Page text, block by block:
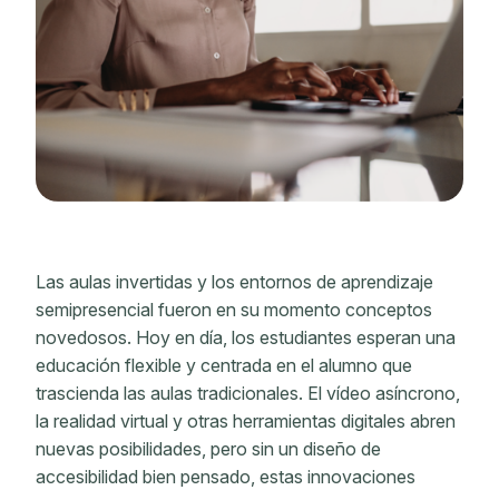
Las aulas invertidas y los entornos de aprendizaje
semipresencial fueron en su momento conceptos
novedosos. Hoy en día, los estudiantes esperan una
educación flexible y centrada en el alumno que
trascienda las aulas tradicionales. El vídeo asíncrono,
la realidad virtual y otras herramientas digitales abren
nuevas posibilidades, pero sin un diseño de
accesibilidad bien pensado, estas innovaciones